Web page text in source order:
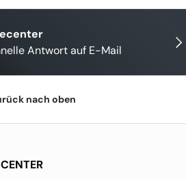
Antwort auf E-Mail
nach oben